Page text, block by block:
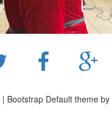
| Bootstrap Default theme by